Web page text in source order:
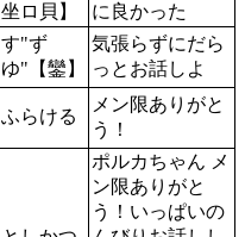
坐ロ貝】
に良かった
す"ず
ゆ"【鑾】
気張らずにだら
っとお話しよ
ふらける
メン限ありがと
う！
ポルカちゃん メ
ン限ありがと
う！いっぱいの